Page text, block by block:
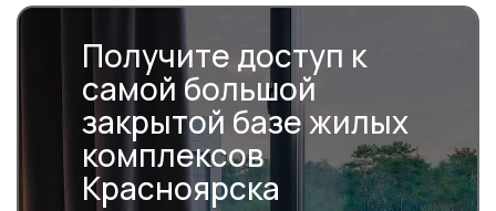
Получите доступ к
самой большой
закрытой базе жилых
комплексов
Красноярска